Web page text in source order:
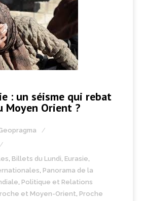
: un séisme qui rebat
Moyen Orient ?
, Billets du Lundi, Eurasie,
, Panorama de la
, Politique et Relations
et Moyen-Orient, Proche